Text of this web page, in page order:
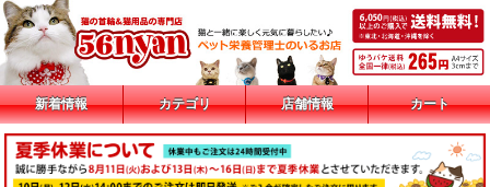
新着情報 カテゴリ 店舗情報 カート